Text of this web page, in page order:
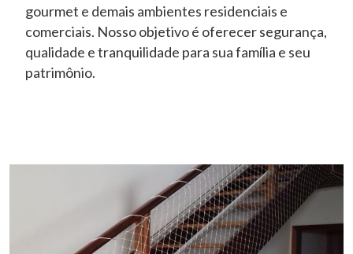
gourmet e demais ambientes residenciais e
comerciais. Nosso objetivo é oferecer segurança,
qualidade e tranquilidade para sua família e seu
patrimônio.